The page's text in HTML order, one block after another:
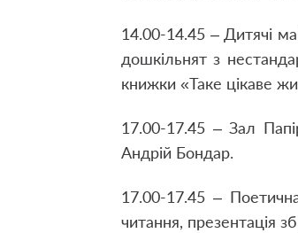
14.00-14.45 – Дитячі
дошкільнят з
книжки «Таке цікаве
17.00-17.45 – Зал
Анд­рій Бондар.
17.00-17.45 –
читання, презентація